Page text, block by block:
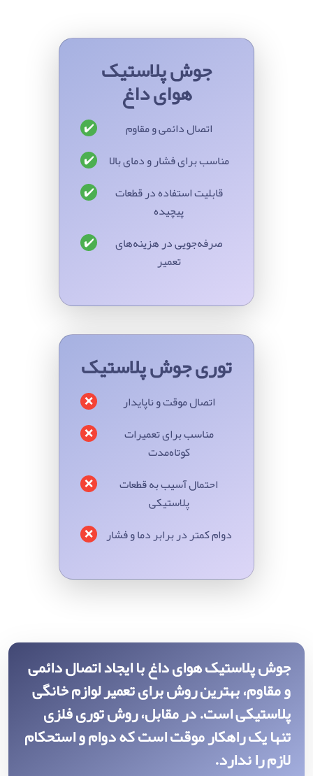
جوش پلاستیک
هوای داغ
✔️
اتصال دائمی و مقاوم
✔️
مناسب برای فشار و دمای بالا
✔️
قابلیت استفاده در قطعات
پیچیده
✔️
صرفه‌جویی در هزینه‌های
تعمیر
توری جوش پلاستیک
❌
اتصال موقت و ناپایدار
❌
مناسب برای تعمیرات
کوتاه‌مدت
❌
احتمال آسیب به قطعات
پلاستیکی
❌ دوام کمتر در برابر دما و فشار
جوش پلاستیک هوای داغ با ایجاد اتصال دائمی
و مقاوم، بهترین روش برای تعمیر لوازم خانگی
پلاستیکی است. در مقابل، روش توری فلزی
تنها یک راهکار موقت است که دوام و استحکام
لازم را ندارد.